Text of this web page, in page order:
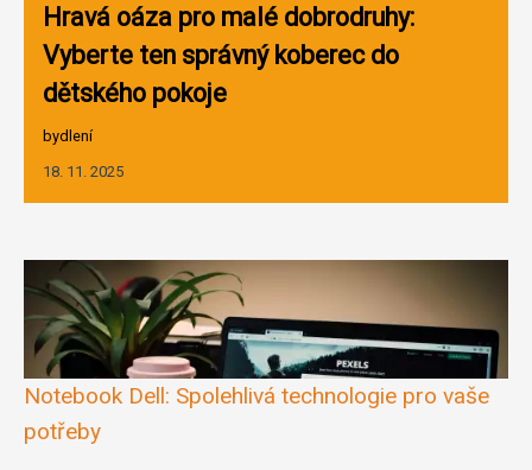
Hravá oáza pro malé dobrodruhy:
Vyberte ten správný koberec do
dětského pokoje
bydlení
18. 11. 2025
Notebook Dell: Spolehlivá technologie pro vaše
potřeby